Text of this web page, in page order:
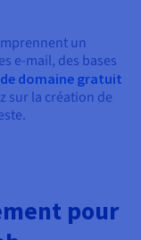
un
e-mail, des bases
domaine gratuit
sur la création de
pour